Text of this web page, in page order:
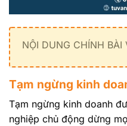
NỘI DUNG CHÍNH BÀI
Tạm ngừng kinh
Tạm ngừng kinh doanh
nghiệp chủ động dừng